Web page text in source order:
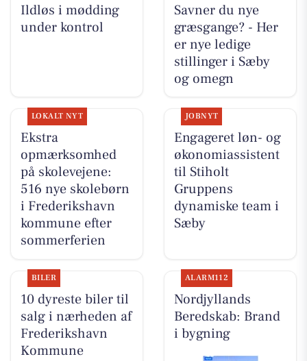
Ildløs i mødding
under kontrol
Savner du nye
græsgange? - Her
er nye ledige
stillinger i Sæby
og omegn
LOKALT NYT
Ekstra
opmærksomhed
på skolevejene:
516 nye skolebørn
i Frederikshavn
kommune efter
sommerferien
JOBNYT
Engageret løn- og
økonomiassistent
til Stiholt
Gruppens
dynamiske team i
Sæby
BILER
10 dyreste biler til
salg i nærheden af
Frederikshavn
Kommune
ALARM112
Nordjyllands
Beredskab: Brand
i bygning